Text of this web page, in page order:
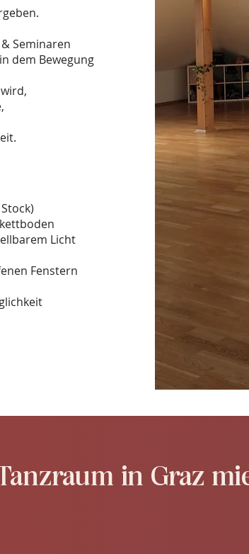
Seminaren
dem Bewegung
Licht
Fenstern
in Graz